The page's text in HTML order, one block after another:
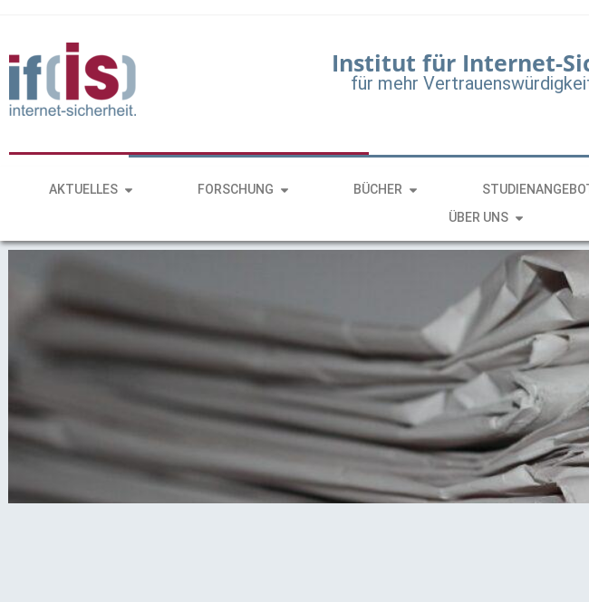
Institut für Internet-
für mehr
AKTUELLES FORSCHUNG BÜCHER
ÜBER UNS